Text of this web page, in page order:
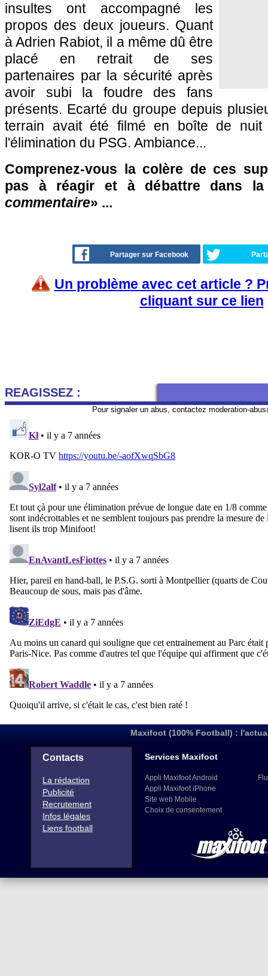
insultes ont accompagné les
propos des deux joueurs. Quant
à Adrien Rabiot, il a même dû être
placé en retrait de ses
partenaires par la sécurité après
avoir subi la foudre des fans
présents. Ecarté du groupe depuis
terrain avait été filmé en boîte de nuit
l'élimination du PSG. Ambiance...
Comprenez-vous la colère de ces
pas à réagir et à débattre dans
commentaire» ...
Partager sur Facebook
Un problème avec cet article ?
cliquant sur ce lien
REAGISSEZ :
Pour signaler un abus, contactez moderation-
Maxifoot (100% Football) :
Contacts
La rédaction
Publicité
Recrutement
Infos légales
Liens football
Services Maxifoot
Appli Maxifoot Android
Appli Maxifoot iPhone
Site web Mobile
Choix de consentement